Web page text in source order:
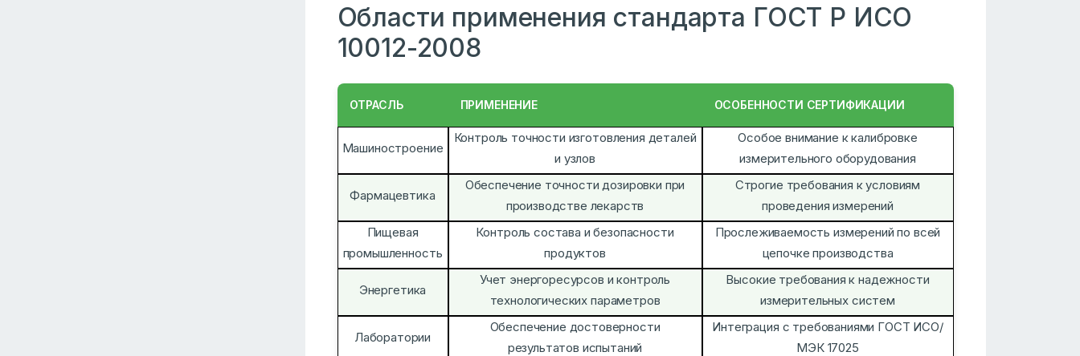
Области применения стандарта ГОСТ Р ИСО
10012-2008
ОТРАСЛЬ ПРИМЕНЕНИЕ ОСОБЕННОСТИ СЕРТИФИКАЦИИ
Машиностроение
Контроль точности изготовления деталей
и узлов
Особое внимание к калибровке
измерительного оборудования
Фармацевтика
Обеспечение точности дозировки при
производстве лекарств
Строгие требования к условиям
проведения измерений
Пищевая
промышленность
Контроль состава и безопасности
продуктов
Прослеживаемость измерений по всей
цепочке производства
Энергетика
Учет энергоресурсов и контроль
технологических параметров
Высокие требования к надежности
измерительных систем
Лаборатории
Обеспечение достоверности
результатов испытаний
Интеграция с требованиями ГОСТ ИСО/
МЭК 17025